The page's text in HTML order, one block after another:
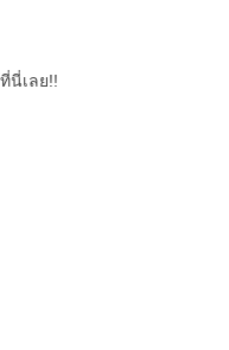
นี่เลย!!